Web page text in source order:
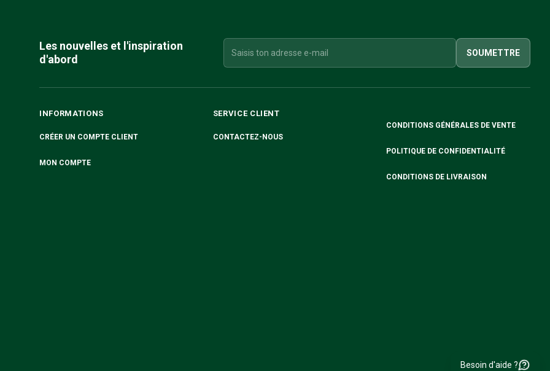
Les nouvelles et l'inspiration
d'abord
SOUMETTRE
INFORMATIONS
CRÉER UN COMPTE CLIENT
MON COMPTE
SERVICE CLIENT
CONTACTEZ-NOUS
CONDITIONS GÉNÉRALES DE VENTE
POLITIQUE DE CONFIDENTIALITÉ
CONDITIONS DE LIVRAISON
Besoin d'aide ?